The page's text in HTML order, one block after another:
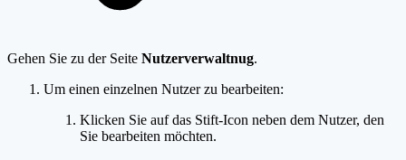
Gehen Sie zu der Seite Nutzerverwaltnug.
Um einen einzelnen Nutzer zu bearbeiten:
Klicken Sie auf das Stift-Icon neben dem Nutzer, den
Sie bearbeiten möchten.